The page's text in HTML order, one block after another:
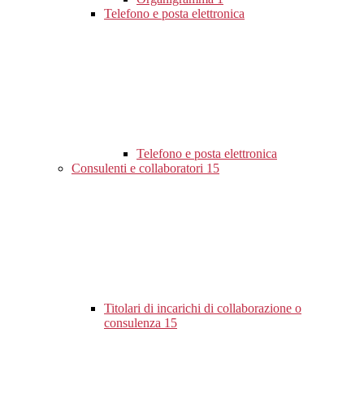
Telefono e posta elettronica
Telefono e posta elettronica
Consulenti e collaboratori 15
Titolari di incarichi di collaborazione o
consulenza 15